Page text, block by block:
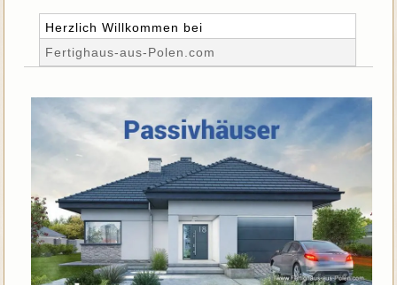
Herzlich Willkommen bei
Fertighaus-aus-Polen.com